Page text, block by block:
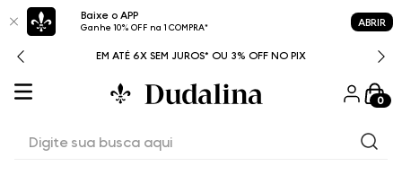
Baixe o APP
Ganhe 10% OFF na 1 COMPRA* ABRIR
EM ATÉ 6X SEM JUROS* OU 3% OFF NO PIX
0